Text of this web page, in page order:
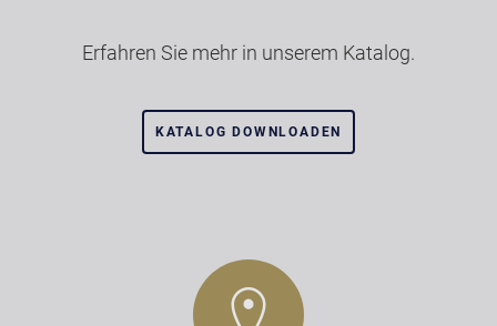
Erfahren Sie mehr in unserem Katalog.
KATALOG DOWNLOADEN